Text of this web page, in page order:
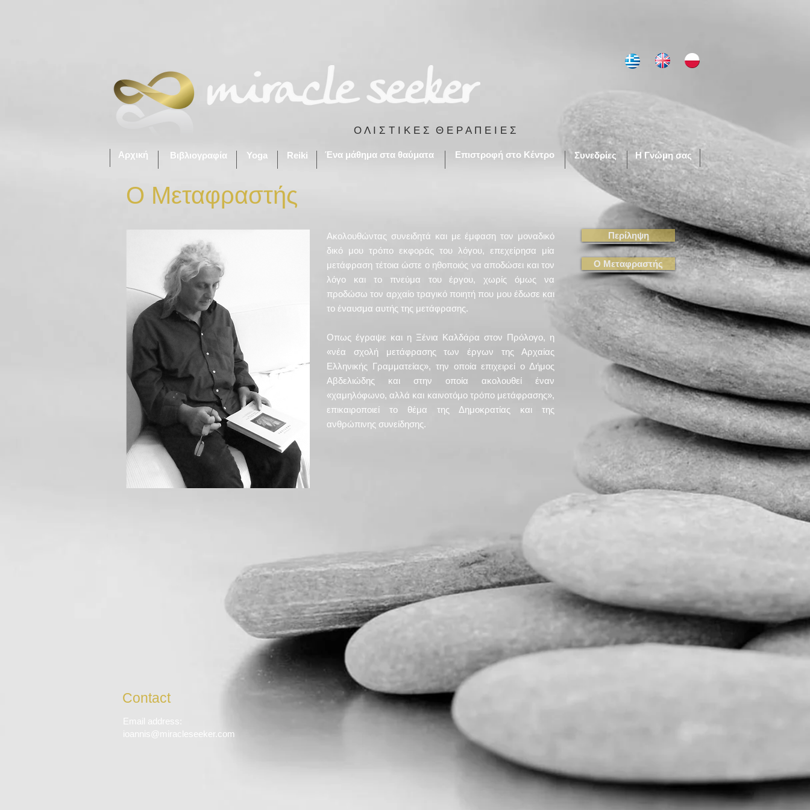
Ο Λ Ι Σ Τ Ι Κ Ε Σ Θ Ε Ρ Α Π Ε Ι Ε Σ
Αρχική Βιβλιογραφία Reiki
Yoga Ένα μάθημα στα θαύματα Επιστροφή στο Κέντρο Συνεδρίες Η Γνώμη σας
Ακολουθώντας συνειδητά και με έμφαση τον μοναδικό
δικό μου τρόπο εκφοράς του λόγου, επεχείρησα μία
μετάφραση τέτοια ώστε ο ηθοποιός να αποδώσει και τον
λόγο και το πνεύμα του έργου, χωρίς όμως να
προδώσω τον αρχαίο τραγικό ποιητή που μου έδωσε και
το έναυσμα αυτής της μετάφρασης.
Οπως έγραψε και η Ξένια Καλδάρα στον Πρόλογο, η
«νέα σχολή μετάφρασης των έργων της Αρχαίας
Ελληνικής Γραμματείας», την οποία επιχειρεί ο Δήμος
Αβδελιώδης και στην οποία ακολουθεί έναν
«χαμηλόφωνο, αλλά και καινοτόμο τρόπο μετάφρασης»,
επικαιροποιεί το θέμα της Δημοκρατίας και της
ανθρώπινης συνείδησης.
Περίληψη
Ο Μεταφραστής
Ο Μεταφραστής
Contact
Email address:
ioannis@miracleseeker.com